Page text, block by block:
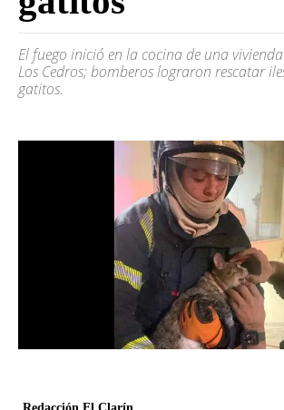
El fuego inició en la cocina de una
Los Cedros; bomberos lograron rescatar
gatitos.